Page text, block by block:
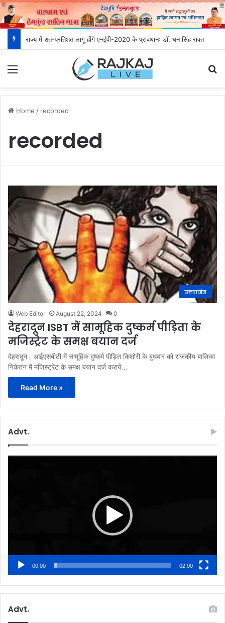
राज्य में शत-प्रतिशत लागू होंगे एनईपी-2020 के प्रावधानः डाॅ. धन सिंह रावत
Home / recorded
recorded
उत्तराखंड
Web Editor August 22, 2024 0
देहरादून ISBT में सामूहिक दुष्कर्म पीड़िता के
मजिस्ट्रेट के समक्ष बयान दर्ज
देहरादून। आईएसबीटी में सामूहिक दुष्कर्म पीड़ित किशोरी के बुधवार को राजकीय बालिका
निकेतन में मजिस्ट्रेट के समक्ष बयान दर्ज कराये…
Read More »
Advt.
00:00 02:00
Advt.